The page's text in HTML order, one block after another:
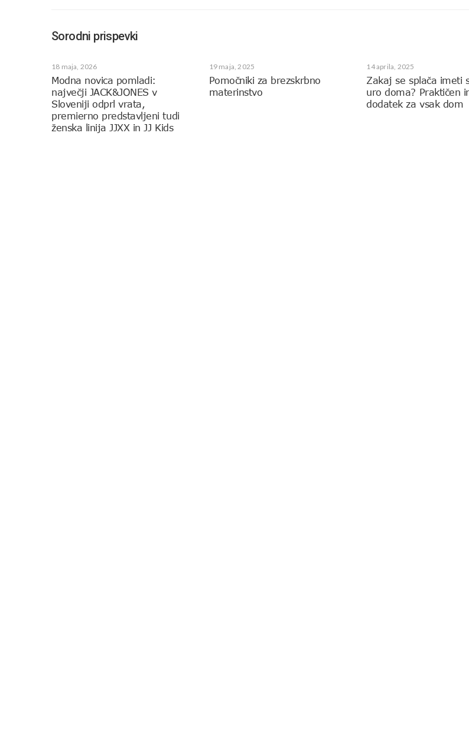
Sorodni prispevki
18 maja, 2026
Modna novica pomladi:
največji JACK&JONES v
Sloveniji odprl vrata,
premierno predstavljeni tudi
ženska linija JJXX in JJ Kids
19 maja, 2025
Pomočniki za brezskrbno
materinstvo
14 aprila, 2025
Zakaj se splača imeti
uro doma? Praktičen
dodatek za vsak dom